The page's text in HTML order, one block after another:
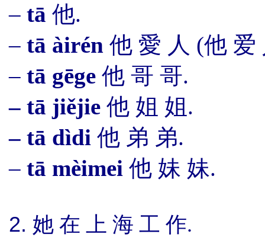
– tā 他.
– tā àirén 他 愛 人 (他 爱
– tā gēge 他 哥 哥.
– tā jiějie 他 姐 姐.
– tā dìdi 他 弟 弟.
– tā mèimei 他 妹 妹.
2. 她 在 上 海 工 作.